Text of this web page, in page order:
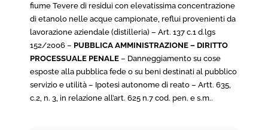
fiume Tevere di residui con elevatissima concentrazione
di etanolo nelle acque campionate, reflui provenienti da
lavorazione aziendale (distilleria) – Art. 137 c.1 d.lgs
152/2006 – PUBBLICA AMMINISTRAZIONE – DIRITTO
PROCESSUALE PENALE – Danneggiamento su cose
esposte alla pubblica fede o su beni destinati al pubblico
servizio e utilità – Ipotesi autonome di reato – Artt. 635,
c.2, n. 3, in relazione all’art. 625 n.7 cod. pen. e s.m..